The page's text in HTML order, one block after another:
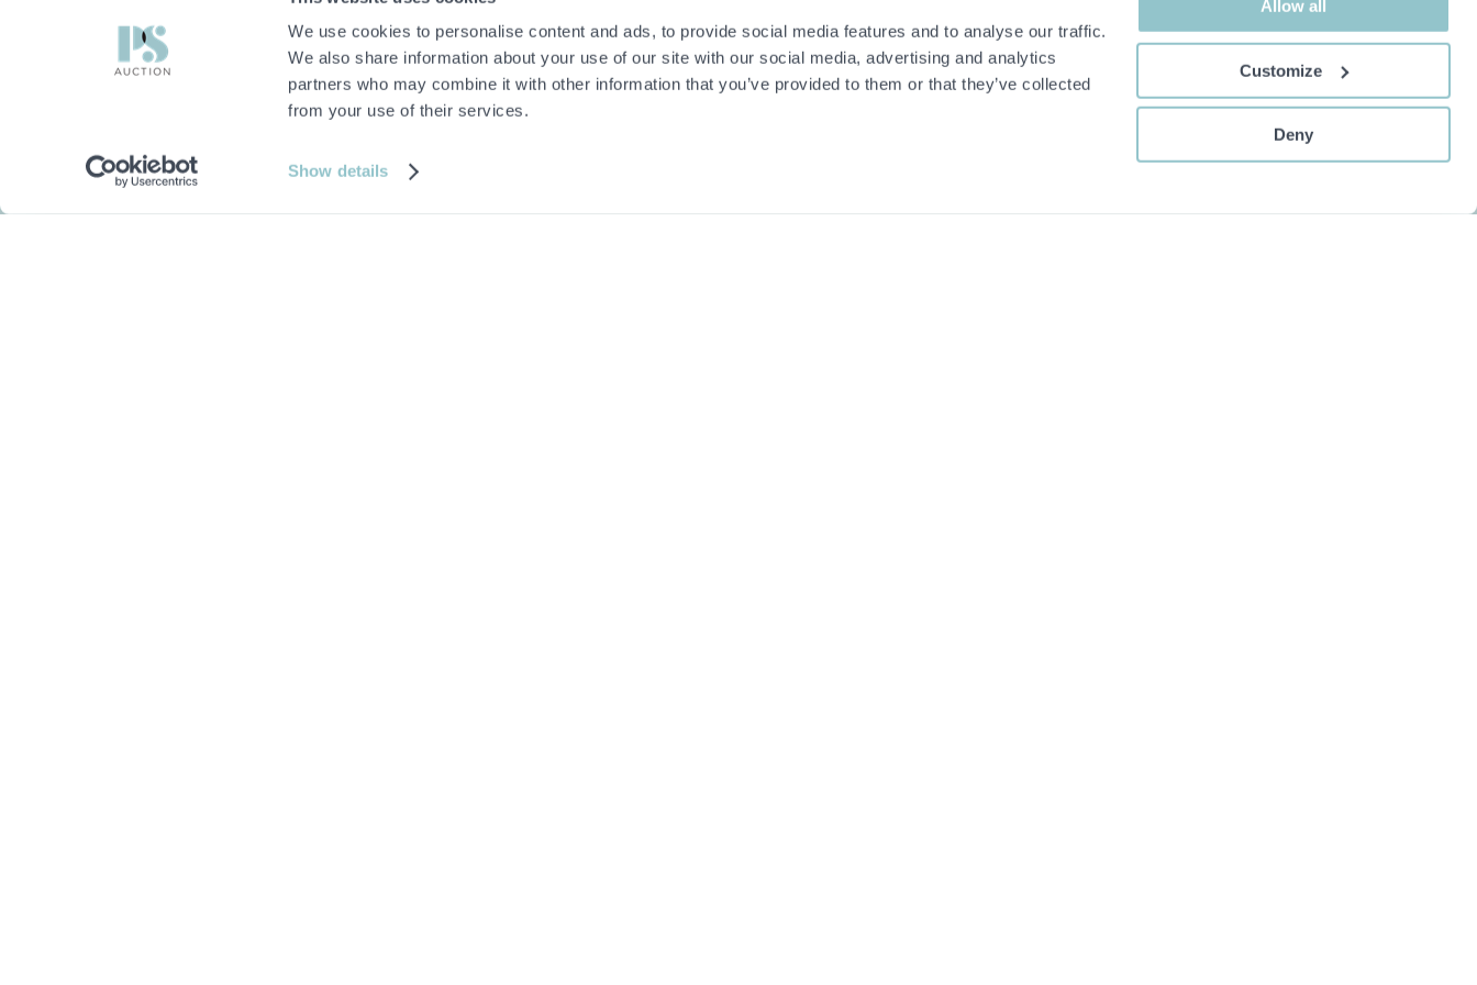
We use cookies to personalise content and ads, to provide social media features and to analyse our traffic.
We also share information about your use of our site with our social media, advertising and analytics
partners who may combine it with other information that you’ve provided to them or that they’ve collected
from your use of their services.
Show details
Allow all
Customize
Deny